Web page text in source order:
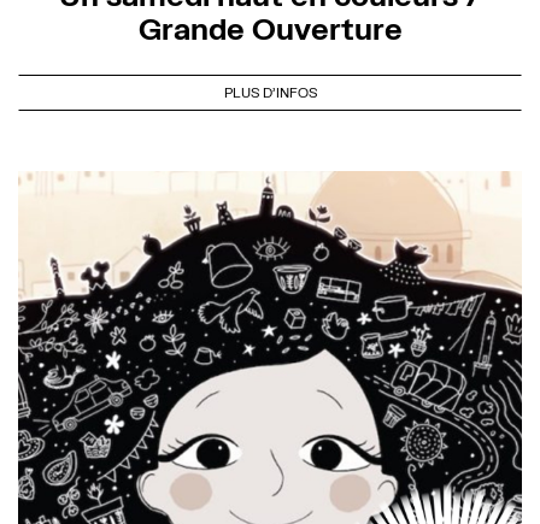
Grande Ouverture
PLUS D'INFOS